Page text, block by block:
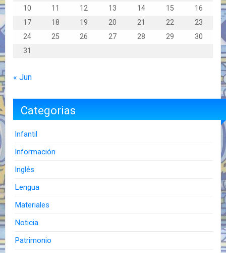
10
11 12 13 14 15
16
17
18 19 20 21 22
23
24
25 26 27 28 29
30
31
« Jun
Categorias
Infantil
Información
Inglés
Lengua
Materiales
Noticia
Patrimonio